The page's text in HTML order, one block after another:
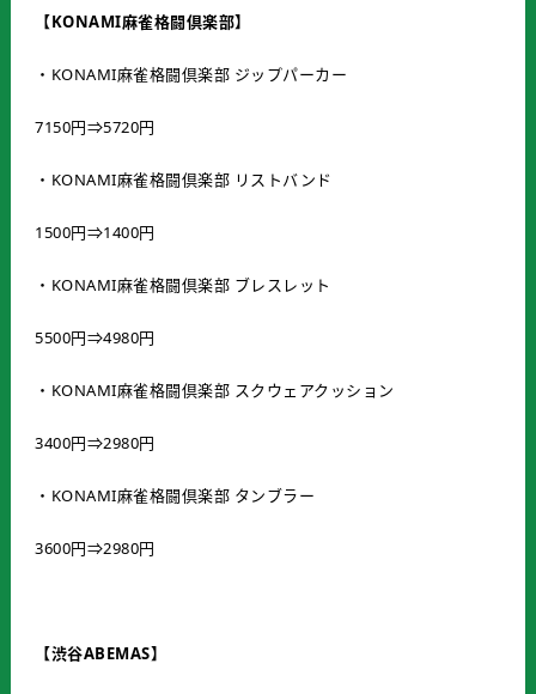
【KONAMI麻雀格闘倶楽部】
・KONAMI麻雀格闘倶楽部 ジップパーカー
7150円⇒5720円
・KONAMI麻雀格闘倶楽部 リストバンド
1500円⇒1400円
・KONAMI麻雀格闘倶楽部 ブレスレット
5500円⇒4980円
・KONAMI麻雀格闘倶楽部 スクウェアクッション
3400円⇒2980円
・KONAMI麻雀格闘倶楽部 タンブラー
3600円⇒2980円
【渋谷ABEMAS】